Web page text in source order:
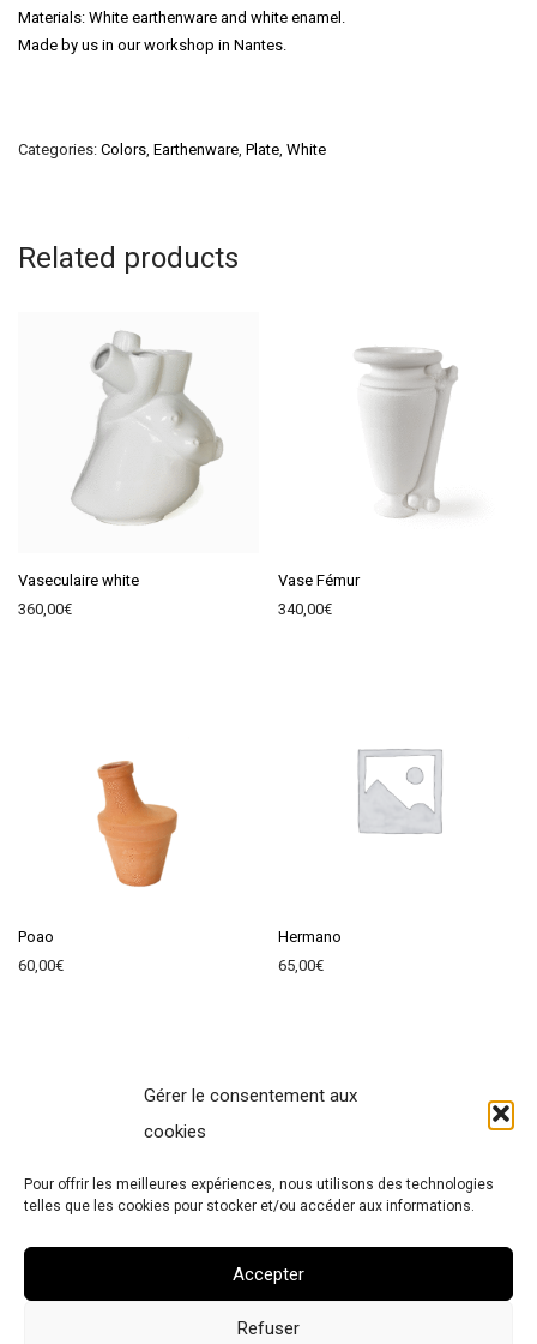
Gérer le consentement aux
cookies
Pour offrir les meilleures expériences, nous utilisons des technologies
telles que les cookies pour stocker et/ou accéder aux informations.
Accepter
Refuser
Materials: White earthenware and white enamel.
Made by us in our workshop in Nantes.
Categories: Colors, Earthenware, Plate, White
Related products
Vaseculaire white
360,00€
Vase Fémur
340,00€
Poao
60,00€
Hermano
65,00€
Legal Notice
Cookies policy